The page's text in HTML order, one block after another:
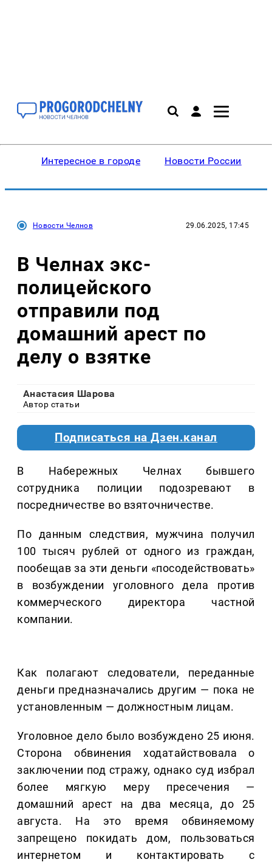
Интересное в городе Новости России
Новости Челнов 29.06.2025, 17:45
В Челнах экс-
полицейского
отправили под
домашний арест по
делу о взятке
Анастасия Шарова
Автор статьи
Подписаться на Дзен.канал
В Набережных Челнах бывшего
сотрудника полиции подозревают в
посредничестве во взяточничестве.
По данным следствия, мужчина получил
100 тысяч рублей от одного из граждан,
пообещав за эти деньги «посодействовать»
в возбуждении уголовного дела против
коммерческого директора частной
компании.
Как полагают следователи, переданные
деньги предназначались другим — пока не
установленным — должностным лицам.
Уголовное дело было возбуждено 25 июня.
Сторона обвинения ходатайствовала о
заключении под стражу, однако суд избрал
более мягкую меру пресечения —
домашний арест на два месяца, до 25
августа. На это время обвиняемому
запрещено покидать дом, пользоваться
интернетом и контактировать с